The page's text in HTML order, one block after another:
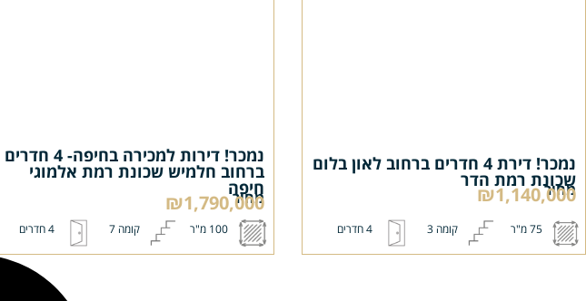
נמכר! דירת 4 חדרים ברחוב לאון בלום
שכונת רמת הדר
מחיר
₪1,140,000
75 מ"ר קומה 3 4 חדרים
נמכר! דירות למכירה בחיפה- 4 חדרים
ברחוב חלמיש שכונת רמת אלמוגי
חיפה
מחיר
₪1,790,000
100 מ"ר קומה 7 4 חדרים